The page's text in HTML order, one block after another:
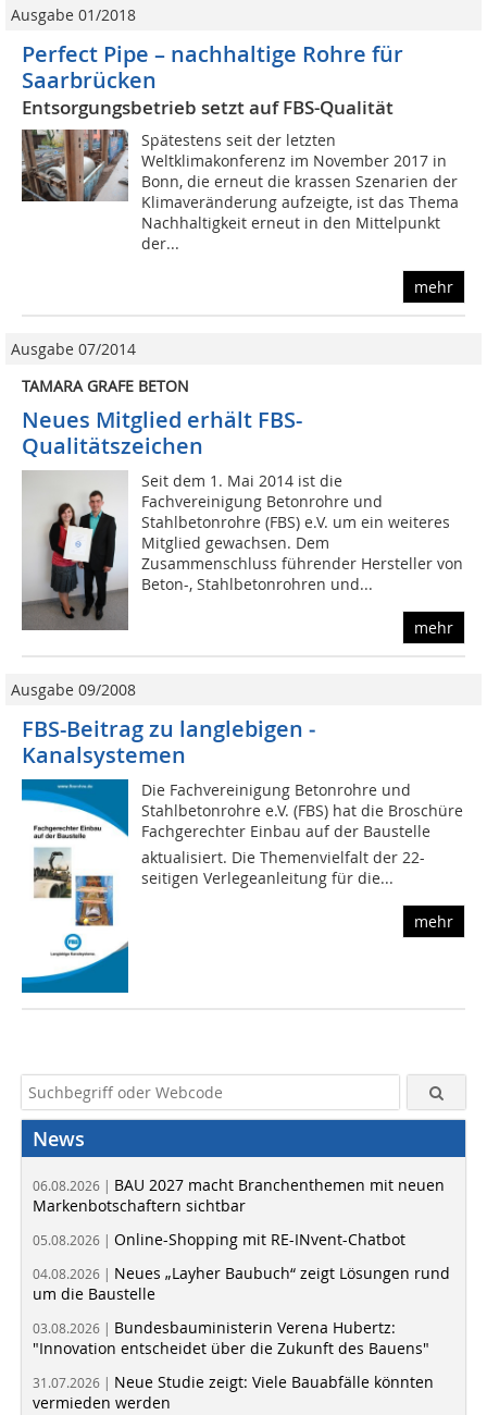
Ausgabe 01/2018
Perfect Pipe – nachhaltige Rohre für
Saarbrücken
Entsorgungsbetrieb setzt auf FBS-Qualität
Spätestens seit der letzten
Weltklimakonferenz im November 2017 in
Bonn, die erneut die krassen Szenarien der
Klimaveränderung aufzeigte, ist das Thema
Nachhaltigkeit erneut in den Mittelpunkt
der...
mehr
Ausgabe 07/2014
TAMARA GRAFE BETON
Neues Mitglied erhält FBS-
Qualitätszeichen
Seit dem 1. Mai 2014 ist die
Fachvereinigung Betonrohre und
Stahlbetonrohre (FBS) e.V. um ein weiteres
Mitglied gewachsen. Dem
Zusammenschluss führender Hersteller von
Beton-, Stahlbetonrohren und...
mehr
Ausgabe 09/2008
FBS-Beitrag zu langlebigen ­
Kanalsystemen
Die Fachvereinigung Betonrohre und
Stahlbetonrohre e.V. (FBS) hat die Broschüre
Fachgerechter Einbau auf der Baustelle
aktualisiert. Die Themenvielfalt der 22-
seitigen Verlegeanleitung für die...
mehr
News
06.08.2026 | BAU 2027 macht Branchenthemen mit neuen
Markenbotschaftern sichtbar
05.08.2026 | Online-Shopping mit RE-INvent-Chatbot
04.08.2026 | Neues „Layher Baubuch“ zeigt Lösungen rund
um die Baustelle
03.08.2026 | Bundesbauministerin Verena Hubertz:
"Innovation entscheidet über die Zukunft des Bauens"
31.07.2026 | Neue Studie zeigt: Viele Bauabfälle könnten
vermieden werden